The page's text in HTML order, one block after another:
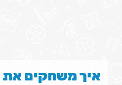
איך משחקים